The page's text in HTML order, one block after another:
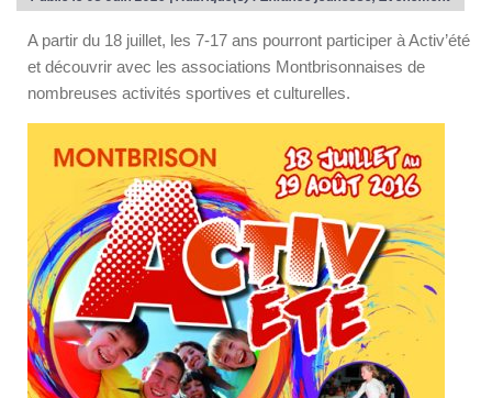
A partir du 18 juillet, les 7-17 ans pourront participer à Activ’été
et découvrir avec les associations Montbrisonnaises de
nombreuses activités sportives et culturelles.